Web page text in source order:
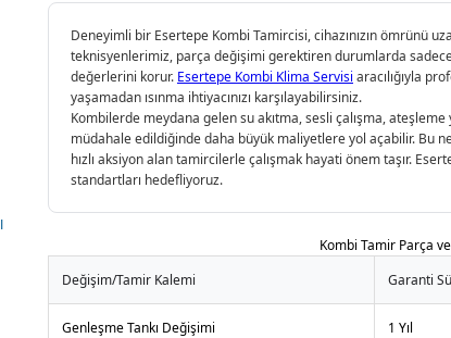
Deneyimli bir Esertepe Kombi Tamircisi, cihazınızın ömrünü
teknisyenlerimiz, parça değişimi gerektiren durumlarda
değerlerini korur. Esertepe Kombi Klima Servisi aracılığıyla
yaşamadan ısınma ihtiyacınızı karşılayabilirsiniz.
Kombilerde meydana gelen su akıtma, sesli çalışma,
müdahale edildiğinde daha büyük maliyetlere yol açabilir. Bu
hızlı aksiyon alan tamircilerle çalışmak hayati önem taşır.
standartları hedefliyoruz.
Kombi Tamir Parça
Değişim/Tamir Kalemi
Garanti
Genleşme Tankı Değişimi 1 Yıl